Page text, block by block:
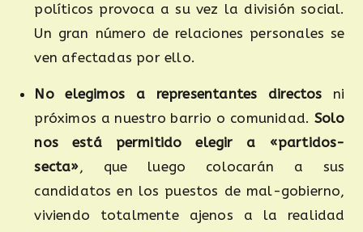
políticos provoca a su vez la división social.
Un gran número de relaciones personales se
ven afectadas por ello.
No elegimos a representantes directos ni
próximos a nuestro barrio o comunidad. Solo
nos está permitido elegir a «partidos-
secta», que luego colocarán a sus
candidatos en los puestos de mal-gobierno,
viviendo totalmente ajenos a la realidad